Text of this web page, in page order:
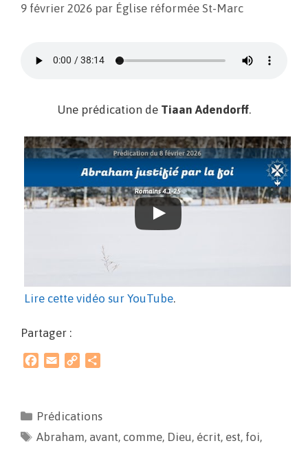
9 février 2026 par Église réformée St-Marc
Une prédication de Tiaan Adendorff.
Lire cette vidéo sur YouTube.
Partager :
b
o
l
L
i
a
g
Prédications
Abraham, avant, comme, Dieu, écrit, est, foi,